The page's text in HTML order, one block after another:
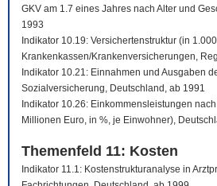
GKV am 1.7 eines Jahres nach Alter und
1993
Indikator 10.19: Versichertenstruktur (in
Krankenkassen/Krankenversicherungen,
Indikator 10.21: Einnahmen und Ausgaben
Sozialversicherung, Deutschland, ab 1991
Indikator 10.26: Einkommensleistungen
Millionen Euro, in %, je Einwohner),
Themenfeld 11: Kosten
Indikator 11.1: Kostenstrukturanalyse in